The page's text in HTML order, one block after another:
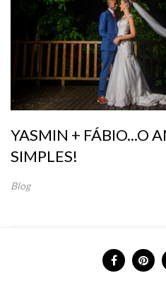
YASMIN + FÁBIO...O
SIMPLES!
Blog